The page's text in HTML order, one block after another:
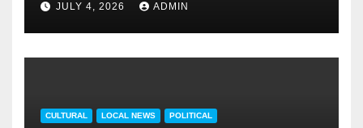
JULY 4, 2026 ADMIN
CULTURAL LOCAL NEWS POLITICAL